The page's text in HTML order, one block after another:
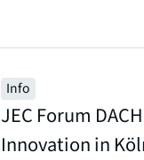
Info
JEC Forum
Innovation in